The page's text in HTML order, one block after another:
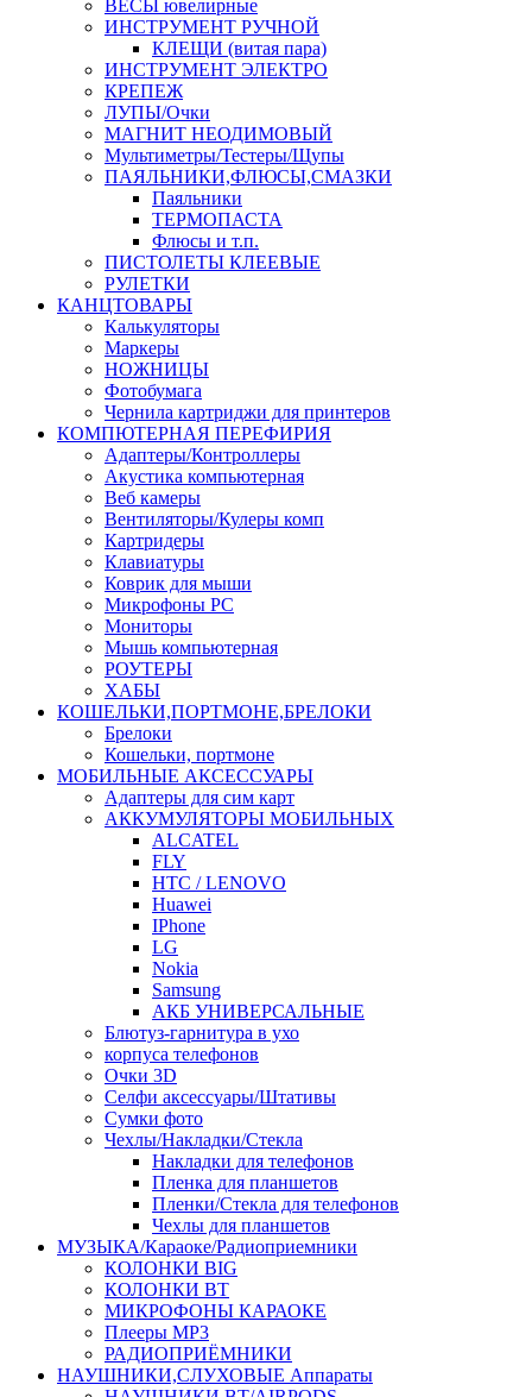
ВЕСЫ ювелирные
ИНСТРУМЕНТ РУЧНОЙ
КЛЕЩИ (витая пара)
ИНСТРУМЕНТ ЭЛЕКТРО
КРЕПЕЖ
ЛУПЫ/Очки
МАГНИТ НЕОДИМОВЫЙ
Мультиметры/Тестеры/Щупы
ПАЯЛЬНИКИ,ФЛЮСЫ,СМАЗКИ
Паяльники
ТЕРМОПАСТА
Флюсы и т.п.
ПИСТОЛЕТЫ КЛЕЕВЫЕ
РУЛЕТКИ
КАНЦТОВАРЫ
Калькуляторы
Маркеры
НОЖНИЦЫ
Фотобумага
Чернила картриджи для принтеров
КОМПЮТЕРНАЯ ПЕРЕФИРИЯ
Адаптеры/Контроллеры
Акустика компьютерная
Веб камеры
Вентиляторы/Кулеры комп
Картридеры
Клавиатуры
Коврик для мыши
Микрофоны PC
Мониторы
Мышь компьютерная
РОУТЕРЫ
ХАБЫ
КОШЕЛЬКИ,ПОРТМОНЕ,БРЕЛОКИ
Брелоки
Кошельки, портмоне
МОБИЛЬНЫЕ АКСЕССУАРЫ
Адаптеры для сим карт
АККУМУЛЯТОРЫ МОБИЛЬНЫХ
ALCATEL
FLY
HTC / LENOVO
Huawei
IPhone
LG
Nokia
Samsung
АКБ УНИВЕРСАЛЬНЫЕ
Блютуз-гарнитура в ухо
корпуса телефонов
Очки 3D
Селфи аксессуары/Штативы
Сумки фото
Чехлы/Накладки/Стекла
Накладки для телефонов
Пленка для планшетов
Пленки/Стекла для телефонов
Чехлы для планшетов
МУЗЫКА/Караоке/Радиоприемники
КОЛОНКИ BIG
КОЛОНКИ BT
МИКРОФОНЫ КАРАОКЕ
Плееры MP3
РАДИОПРИЁМНИКИ
НАУШНИКИ,СЛУХОВЫЕ Аппараты